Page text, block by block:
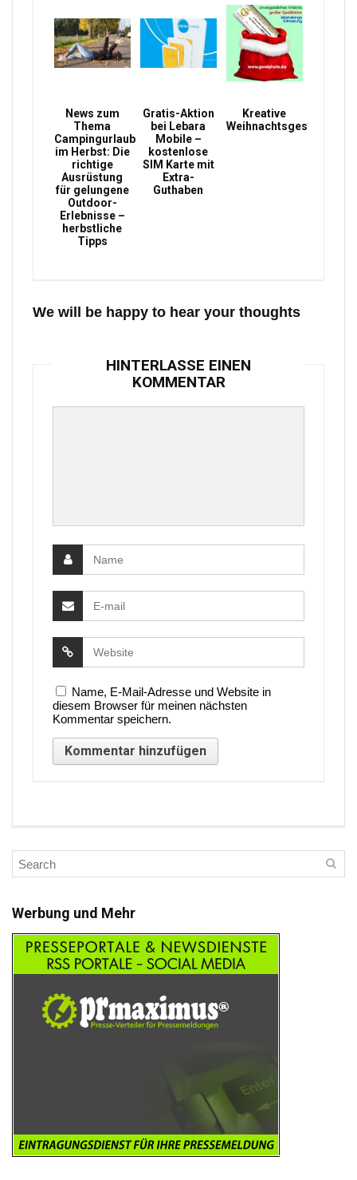
News zum
Thema
Campingurlaub
im Herbst: Die
richtige
Ausrüstung
für gelungene
Outdoor-
Erlebnisse –
herbstliche
Tipps
Gratis-Aktion
bei Lebara
Mobile –
kostenlose
SIM Karte mit
Extra-
Guthaben
Kreative
Weihnachtsgeschenke
We will be happy to hear your thoughts
HINTERLASSE EINEN
KOMMENTAR
Name, E-Mail-Adresse und Website in
diesem Browser für meinen nächsten
Kommentar speichern.
Werbung und Mehr